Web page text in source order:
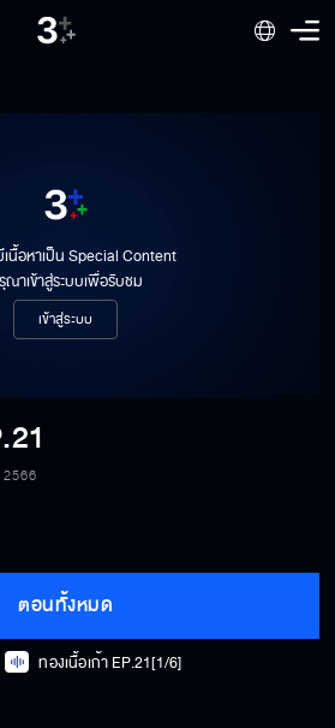
นื้อหาเป็น Special Content
ณาเข้าสู่ระบบเพื่อรับชม
เข้าสู่ระบบ
ตอนทั้งหมด
ทองเนื้อเก้า EP.21[1/6]